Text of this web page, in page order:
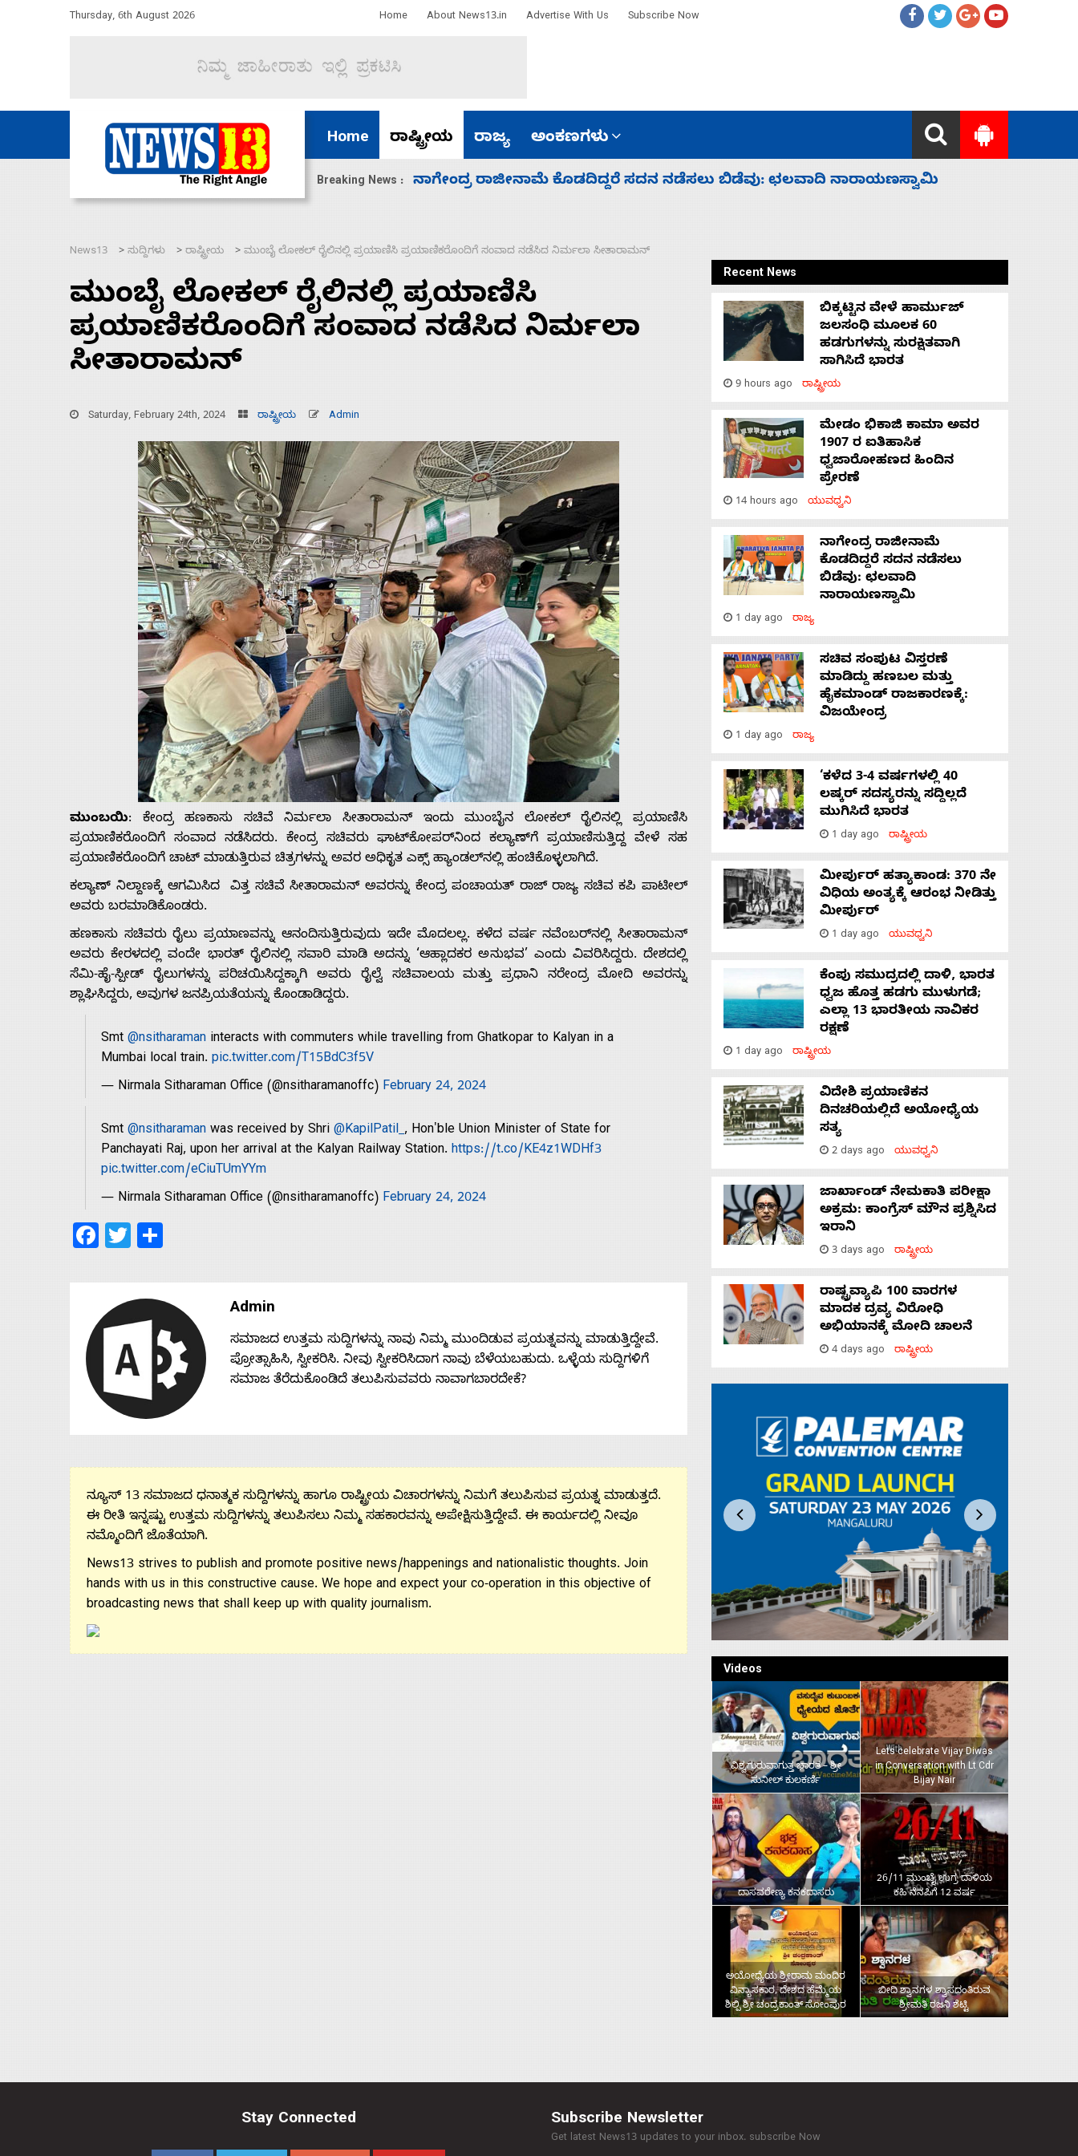
Thursday, 6th August 2026 Home About News13.in Advertise With Us Subscribe Now
Home ರಾಷ್ಟ್ರೀಯ ರಾಜ್ಯ ಅಂಕಣಗಳು
Breaking News :
ಸದನ ನಡೆಸಲು ಬಿಡೆವು: ಛಲವಾದಿ ನಾರಾಯಣಸ್ವಾಮಿ ಸಚಿವ ಸಂಪುಟ ವಿಸ್ತರಣೆ ಮಾಡಿದ್ದು ಹಣಬಲ ಮತ್ತು ಹೈಕಮಾಂಡ್ ರಾಜಕಾರಣಕ್ಕೆ: ವಿಜಯೇಂದ್ರ
Contact
News13 > ಸುದ್ದಿಗಳು > ರಾಷ್ಟ್ರೀಯ > ಮುಂಬೈ ಲೋಕಲ್‌ ರೈಲಿನಲ್ಲಿ ಪ್ರಯಾಣಿಸಿ ಪ್ರಯಾಣಿಕರೊಂದಿಗೆ ಸಂವಾದ ನಡೆಸಿದ ನಿರ್ಮಲಾ ಸೀತಾರಾಮನ್‌
ಮುಂಬೈ ಲೋಕಲ್‌ ರೈಲಿನಲ್ಲಿ ಪ್ರಯಾಣಿಸಿ
ಪ್ರಯಾಣಿಕರೊಂದಿಗೆ ಸಂವಾದ ನಡೆಸಿದ ನಿರ್ಮಲಾ
ಸೀತಾರಾಮನ್‌
Saturday, February 24th, 2024 ರಾಷ್ಟ್ರೀಯ Admin
ಮುಂಬಯಿ: ಕೇಂದ್ರ ಹಣಕಾಸು ಸಚಿವೆ ನಿರ್ಮಲಾ ಸೀತಾರಾಮನ್ ಇಂದು ಮುಂಬೈನ ಲೋಕಲ್ ರೈಲಿನಲ್ಲಿ ಪ್ರಯಾಣಿಸಿ
ಪ್ರಯಾಣಿಕರೊಂದಿಗೆ ಸಂವಾದ ನಡೆಸಿದರು. ಕೇಂದ್ರ ಸಚಿವರು ಘಾಟ್‌ಕೋಪರ್‌ನಿಂದ ಕಲ್ಯಾಣ್‌ಗೆ ಪ್ರಯಾಣಿಸುತ್ತಿದ್ದ ವೇಳೆ ಸಹ
ಪ್ರಯಾಣಿಕರೊಂದಿಗೆ ಚಾಟ್ ಮಾಡುತ್ತಿರುವ ಚಿತ್ರಗಳನ್ನು ಅವರ ಅಧಿಕೃತ ಎಕ್ಸ್ ಹ್ಯಾಂಡಲ್‌ನಲ್ಲಿ ಹಂಚಿಕೊಳ್ಳಲಾಗಿದೆ.
ಕಲ್ಯಾಣ್ ನಿಲ್ದಾಣಕ್ಕೆ ಆಗಮಿಸಿದ ವಿತ್ತ ಸಚಿವೆ ಸೀತಾರಾಮನ್ ಅವರನ್ನು ಕೇಂದ್ರ ಪಂಚಾಯತ್ ರಾಜ್ ರಾಜ್ಯ ಸಚಿವ ಕಪಿ ಪಾಟೀಲ್
ಅವರು ಬರಮಾಡಿಕೊಂಡರು.
ಹಣಕಾಸು ಸಚಿವರು ರೈಲು ಪ್ರಯಾಣವನ್ನು ಆನಂದಿಸುತ್ತಿರುವುದು ಇದೇ ಮೊದಲಲ್ಲ. ಕಳೆದ ವರ್ಷ ನವೆಂಬರ್‌ನಲ್ಲಿ ಸೀತಾರಾಮನ್
ಅವರು ಕೇರಳದಲ್ಲಿ ವಂದೇ ಭಾರತ್ ರೈಲಿನಲ್ಲಿ ಸವಾರಿ ಮಾಡಿ ಅದನ್ನು ‘ಆಹ್ಲಾದಕರ ಅನುಭವ’ ಎಂದು ವಿವರಿಸಿದ್ದರು. ದೇಶದಲ್ಲಿ
ಸೆಮಿ-ಹೈ-ಸ್ಪೀಡ್ ರೈಲುಗಳನ್ನು ಪರಿಚಯಿಸಿದ್ದಕ್ಕಾಗಿ ಅವರು ರೈಲ್ವೆ ಸಚಿವಾಲಯ ಮತ್ತು ಪ್ರಧಾನಿ ನರೇಂದ್ರ ಮೋದಿ ಅವರನ್ನು
ಶ್ಲಾಘಿಸಿದ್ದರು, ಅವುಗಳ ಜನಪ್ರಿಯತೆಯನ್ನು ಕೊಂಡಾಡಿದ್ದರು.
Smt@nsitharaman interacts with commuters while travelling from Ghatkopar to Kalyan in a
Mumbai local train.pic.twitter.com/T15BdC3f5V
— Nirmala Sitharaman Office (@nsitharamanoffc) February 24, 2024
Smt@nsitharaman was received by Shri@KapilPatil_, Hon'ble Union Minister of State for
Panchayati Raj, upon her arrival at the Kalyan Railway Station.https://t.co/KE4z1WDHf3
pic.twitter.com/eCiuTUmYYm
— Nirmala Sitharaman Office (@nsitharamanoffc) February 24, 2024
Facebook
Twitter
Admin
ಸಮಾಜದ ಉತ್ತಮ ಸುದ್ದಿಗಳನ್ನು ನಾವು ನಿಮ್ಮ ಮುಂದಿಡುವ ಪ್ರಯತ್ನವನ್ನು ಮಾಡುತ್ತಿದ್ದೇವೆ.
ಪ್ರೋತ್ಸಾಹಿಸಿ, ಸ್ವೀಕರಿಸಿ. ನೀವು ಸ್ವೀಕರಿಸಿದಾಗ ನಾವು ಬೆಳೆಯಬಹುದು. ಒಳ್ಳೆಯ ಸುದ್ದಿಗಳಿಗೆ
ಸಮಾಜ ತೆರೆದುಕೊಂಡಿದೆ ತಲುಪಿಸುವವರು ನಾವಾಗಬಾರದೇಕೆ?
ನ್ಯೂಸ್ 13 ಸಮಾಜದ ಧನಾತ್ಮಕ ಸುದ್ದಿಗಳನ್ನು ಹಾಗೂ ರಾಷ್ಟ್ರೀಯ ವಿಚಾರಗಳನ್ನು ನಿಮಗೆ ತಲುಪಿಸುವ ಪ್ರಯತ್ನ ಮಾಡುತ್ತದೆ.
ಈ ರೀತಿ ಇನ್ನಷ್ಟು ಉತ್ತಮ ಸುದ್ದಿಗಳನ್ನು ತಲುಪಿಸಲು ನಿಮ್ಮ ಸಹಕಾರವನ್ನು ಅಪೇಕ್ಷಿಸುತ್ತಿದ್ದೇವೆ. ಈ ಕಾರ್ಯದಲ್ಲಿ ನೀವೂ
ನಮ್ಮೊಂದಿಗೆ ಜೊತೆಯಾಗಿ.
News13 strives to publish and promote positive news/happenings and nationalistic thoughts. Join
hands with us in this constructive cause. We hope and expect your co-operation in this objective of
broadcasting news that shall keep up with quality journalism.
Recent News
ಬಿಕ್ಕಟ್ಟಿನ ವೇಳೆ ಹಾರ್ಮುಜ್
ಜಲಸಂಧಿ ಮೂಲಕ 60
ಹಡಗುಗಳನ್ನು ಸುರಕ್ಷಿತವಾಗಿ
ಸಾಗಿಸಿದೆ ಭಾರತ
9 hours ago ರಾಷ್ಟ್ರೀಯ
ಮೇಡಂ ಭಿಕಾಜಿ ಕಾಮಾ ಅವರ
1907 ರ ಐತಿಹಾಸಿಕ
ಧ್ವಜಾರೋಹಣದ ಹಿಂದಿನ
ಪ್ರೇರಣೆ
14 hours ago ಯುವಧ್ವನಿ
ನಾಗೇಂದ್ರ ರಾಜೀನಾಮೆ
ಕೊಡದಿದ್ದರೆ ಸದನ ನಡೆಸಲು
ಬಿಡೆವು: ಛಲವಾದಿ
ನಾರಾಯಣಸ್ವಾಮಿ
1 day ago ರಾಜ್ಯ
ಸಚಿವ ಸಂಪುಟ ವಿಸ್ತರಣೆ
ಮಾಡಿದ್ದು ಹಣಬಲ ಮತ್ತು
ಹೈಕಮಾಂಡ್ ರಾಜಕಾರಣಕ್ಕೆ:
ವಿಜಯೇಂದ್ರ
1 day ago ರಾಜ್ಯ
‘ಕಳೆದ 3-4 ವರ್ಷಗಳಲ್ಲಿ 40
ಲಷ್ಕರ್ ಸದಸ್ಯರನ್ನು ಸದ್ದಿಲ್ಲದೆ
ಮುಗಿಸಿದೆ ಭಾರತ
1 day ago ರಾಷ್ಟ್ರೀಯ
ಮೀರ್ಪುರ್ ಹತ್ಯಾಕಾಂಡ: 370 ನೇ
ವಿಧಿಯ ಅಂತ್ಯಕ್ಕೆ ಆರಂಭ ನೀಡಿತ್ತು
ಮೀರ್ಪುರ್
1 day ago ಯುವಧ್ವನಿ
ಕೆಂಪು ಸಮುದ್ರದಲ್ಲಿ ದಾಳಿ, ಭಾರತ
ಧ್ವಜ ಹೊತ್ತ ಹಡಗು ಮುಳುಗಡೆ;
ಎಲ್ಲಾ 13 ಭಾರತೀಯ ನಾವಿಕರ
ರಕ್ಷಣೆ
1 day ago ರಾಷ್ಟ್ರೀಯ
ವಿದೇಶಿ ಪ್ರಯಾಣಿಕನ
ದಿನಚರಿಯಲ್ಲಿದೆ ಅಯೋಧ್ಯೆಯ
ಸತ್ಯ
2 days ago ಯುವಧ್ವನಿ
ಜಾರ್ಖಾಂಡ್‌ ನೇಮಕಾತಿ ಪರೀಕ್ಷಾ
ಅಕ್ರಮ: ಕಾಂಗ್ರೆಸ್‌ ಮೌನ ಪ್ರಶ್ನಿಸಿದ
ಇರಾನಿ
3 days ago ರಾಷ್ಟ್ರೀಯ
ರಾಷ್ಟ್ರವ್ಯಾಪಿ 100 ವಾರಗಳ
ಮಾದಕ ದ್ರವ್ಯ ವಿರೋಧಿ
ಅಭಿಯಾನಕ್ಕೆ ಮೋದಿ ಚಾಲನೆ
4 days ago ರಾಷ್ಟ್ರೀಯ
Videos
ವಿಶ್ವಗುರುವಾಗುತ್ತ ಭಾರತ – ಶ್ರೀ
ಸುನೀಲ್‌ ಕುಲಕರ್ಣಿ
Lets celebrate Vijay Diwas
in Conversation with Lt Cdr
Bijay Nair
ದಾಸವರೇಣ್ಯ ಕನಕದಾಸರು
26/11 ಮುಂಬೈ ಉಗ್ರ ದಾಳಿಯ
ಕಹಿ ನೆನಪಿಗೆ 12 ವರ್ಷ
ಅಯೋಧ್ಯೆಯ ಶ್ರೀರಾಮ ಮಂದಿರ
ವಿನ್ಯಾಸಕಾರ, ದೇಶದ ಹೆಮ್ಮೆಯ
ಶಿಲ್ಪಿ ಶ್ರೀ ಚಂದ್ರಕಾಂತ್‌ ಸೋಂಪುರ
ಬೀದಿ ಶ್ವಾನಗಳ ಶ್ವಾಸದಂತಿರುವ
ಶ್ರೀಮತಿ ರಜನಿ ಶೆಟ್ಟಿ
Stay Connected Subscribe Newsletter
Get latest News13 updates to your inbox. subscribe Now